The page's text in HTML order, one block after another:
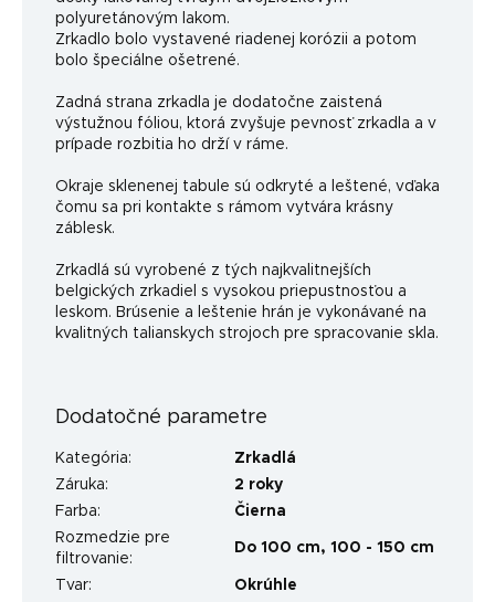
polyuretánovým lakom.
Zrkadlo bolo vystavené riadenej korózii a potom
bolo špeciálne ošetrené.
Zadná strana zrkadla je dodatočne zaistená
výstužnou fóliou, ktorá zvyšuje pevnosť zrkadla a v
prípade rozbitia ho drží v ráme.
Okraje sklenenej tabule sú odkryté a leštené, vďaka
čomu sa pri kontakte s rámom vytvára krásny
záblesk.
Zrkadlá sú vyrobené z tých najkvalitnejších
belgických zrkadiel s vysokou priepustnosťou a
leskom. Brúsenie a leštenie hrán je vykonávané na
kvalitných talianskych strojoch pre spracovanie skla.
Dodatočné parametre
Kategória:
Zrkadlá
Záruka:
2 roky
Farba:
Čierna
Rozmedzie pre
filtrovanie:
Do 100 cm, 100 - 150 cm
Tvar: Okrúhle